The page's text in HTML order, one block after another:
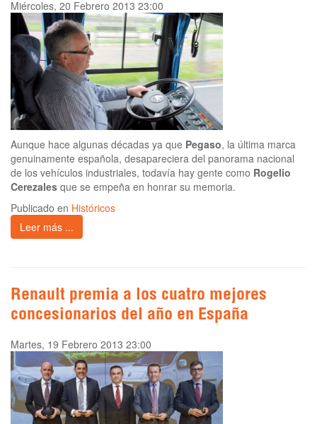
Miércoles, 20 Febrero 2013 23:00
Aunque hace algunas décadas ya que Pegaso, la última marca
genuinamente española, desapareciera del panorama nacional
de los vehículos industriales, todavía hay gente como Rogelio
Cerezales que se empeña en honrar su memoria.
Publicado en Históricos
Leer más ...
Renault premia a los cuatro mejores
concesionarios del año en España
Martes, 19 Febrero 2013 23:00